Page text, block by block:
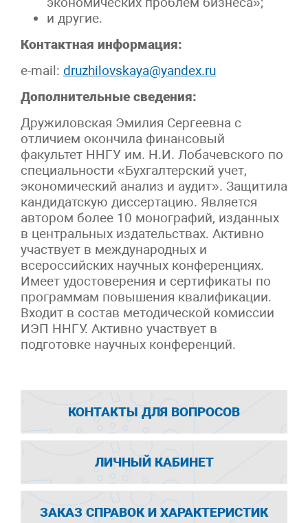
и другие.
Контактная информация:
e-mail: druzhilovskaya@yandex.ru
Дополнительные сведения:
Дружиловская Эмилия Сергеевна с
отличием окончила финансовый
факультет ННГУ им. Н.И. Лобачевского по
специальности «Бухгалтерский учет,
экономический анализ и аудит». Защитила
кандидатскую диссертацию. Является
автором более 10 монографий, изданных
в центральных издательствах. Активно
участвует в международных и
всероссийских научных конференциях.
Имеет удостоверения и сертификаты по
программам повышения квалификации.
Входит в состав методической комиссии
ИЭП ННГУ. Активно участвует в
подготовке научных конференций.
КОНТАКТЫ ДЛЯ ВОПРОСОВ
ЛИЧНЫЙ КАБИНЕТ
ЗАКАЗ СПРАВОК И ХАРАКТЕРИСТИК